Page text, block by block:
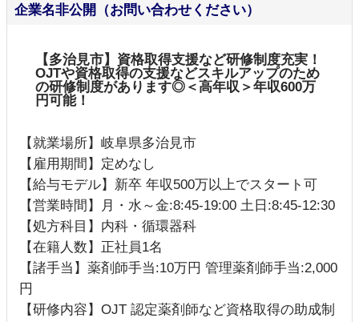
企業名非公開（お問い合わせください）
【多治見市】資格取得支援など研修制度充実！
OJTや資格取得の支援などスキルアップのため
の研修制度があります◎＜高年収＞年収600万
円可能！
【就業場所】岐阜県多治見市
【雇用期間】定めなし
【給与モデル】新卒 年収500万以上でスタート可
【営業時間】月・水～金:8:45-19:00 土日:8:45-12:30
【処方科目】内科・循環器科
【在籍人数】正社員1名
【諸手当】薬剤師手当:10万円 管理薬剤師手当:2,000
円
【研修内容】OJT 認定薬剤師など資格取得の助成制